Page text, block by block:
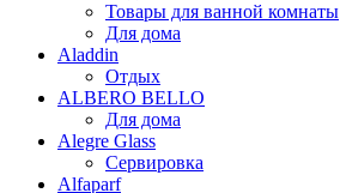
Товары для ванной комнаты
Для дома
Aladdin
Отдых
ALBERO BELLO
Для дома
Alegre Glass
Сервировка
Alfaparf